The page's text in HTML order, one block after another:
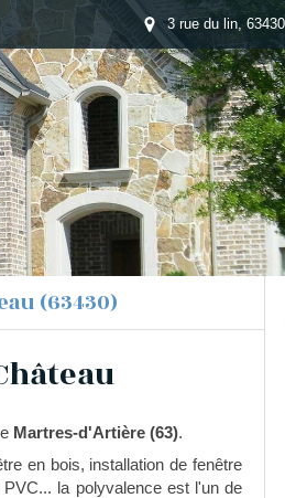
3 rue du lin,
(63430)
Martres-d'Artière (63).
en bois, installation de fenêtre
la polyvalence est l'un de